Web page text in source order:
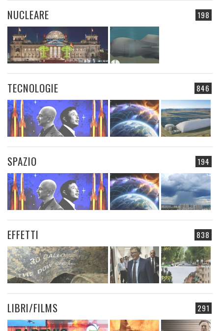
198
NUCLEARE
846
TECNOLOGIE
194
SPAZIO
838
EFFETTI
291
LIBRI/FILMS